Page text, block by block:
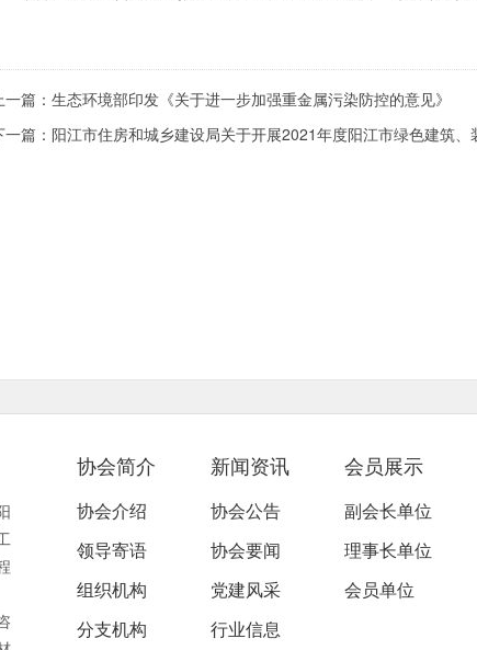
一篇： 生态环境部印发《关于进一步加强重金属污染防控的意见》
一篇： 阳江市住房和城乡建设局关于开展2021年度阳江市绿色建筑
协会简介
协会介绍
领导寄语
组织机构
分支机构
新闻资讯
协会公告
协会要闻
党建风采
行业信息
会员展示
副会长单位
理事长单位
会员单位